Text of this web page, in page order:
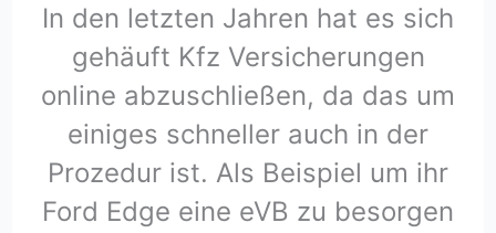
In den letzten Jahren hat es sich
gehäuft Kfz Versicherungen
online abzuschließen, da das um
einiges schneller auch in der
Prozedur ist. Als Beispiel um ihr
Ford Edge eine eVB zu besorgen